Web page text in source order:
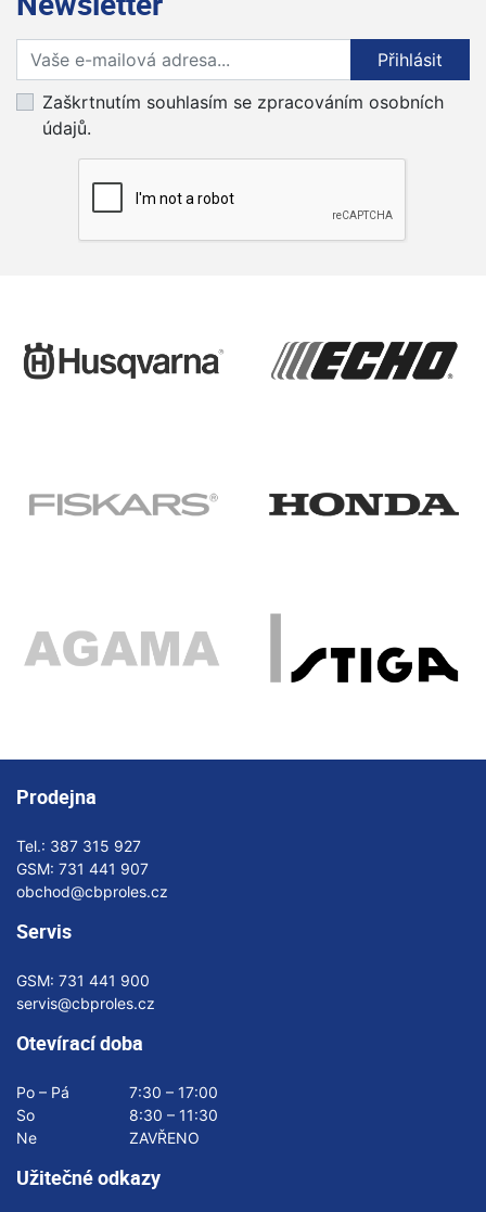
Přihlaste se k odběru novinek
Přihlásit
Zaškrtnutím souhlasím se zpracováním osobních
údajů.
Prodejna
Tel.: 387 315 927
GSM: 731 441 907
obchod@cbproles.cz
Servis
GSM: 731 441 900
servis@cbproles.cz
Otevírací doba
Po – Pá
7:30 – 17:00
So
8:30 – 11:30
Ne
ZAVŘENO
Užitečné odkazy